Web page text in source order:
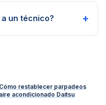
un técnico? +
Cómo restablecer parpadeos
aire acondicionado Daitsu